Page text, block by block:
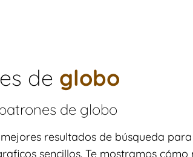
de globo
de globo
mejores resultados de búsqueda
sencillos. Te mostramos